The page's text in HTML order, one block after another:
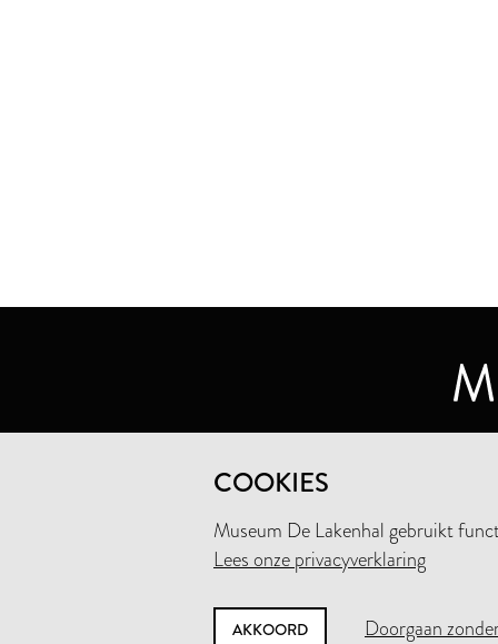
COOKIES
Museum De Lakenhal gebruikt
Lees onze privacyverklaring
AKKOORD Doorgaan
MUSEUM DE LAKENHAL
OUDE SINGEL 32
+31 (0)71 5165360